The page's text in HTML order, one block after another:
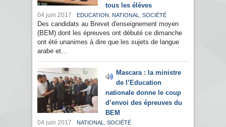
tous les élèves
04 juin 2017 EDUCATION , NATIONAL , SOCIÉTÉ
Des candidats au Brevet d'enseignement moyen
(BEM) dont les épreuves ont débuté ce dimanche
ont été unanimes à dire que les sujets de langue
arabe et...
Mascara : la ministre
de l’Education
nationale donne le coup
d’envoi des épreuves du
BEM
04 juin 2017 NATIONAL , SOCIÉTÉ